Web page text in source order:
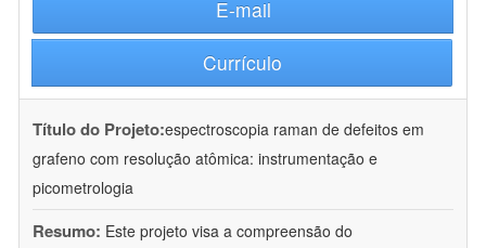
E-mail
Currículo
Título do Projeto:espectroscopia raman de defeitos em
grafeno com resolução atômica: instrumentação e
picometrologia
Resumo: Este projeto visa a compreensão do